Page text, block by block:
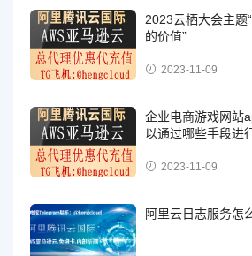
2023云栖大会主题
的价值”
2023-11-09
企业电商游戏网站
以通过哪些手段进
2023-11-09
阿里云日志服务怎